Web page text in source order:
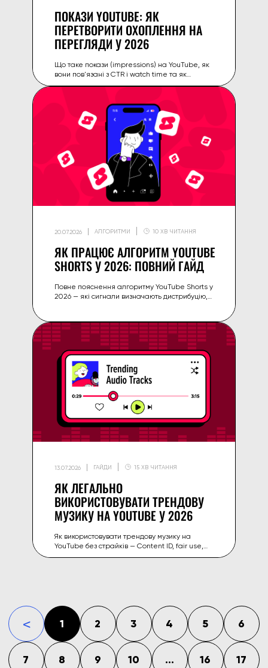
ПОКАЗИ YOUTUBE: ЯК
ПЕРЕТВОРИТИ ОХОПЛЕННЯ НА
ПЕРЕГЛЯДИ У 2026
Що таке покази (impressions) на YouTube, як
вони пов'язані з CTR і watch time та як
перетворити більше показів на реальні
20.07.2026 АЛГОРИТМИ 10 ХВ ЧИТАННЯ
ЯК ПРАЦЮЄ АЛГОРИТМ YOUTUBE
SHORTS У 2026: ПОВНИЙ ГАЙД
Повне пояснення алгоритму YouTube Shorts у
2026 — які сигнали визначають дистрибуцію,
13.07.2026 ГАЙДИ 15 ХВ ЧИТАННЯ
ЯК ЛЕГАЛЬНО
ВИКОРИСТОВУВАТИ ТРЕНДОВУ
МУЗИКУ НА YOUTUBE У 2026
Як використовувати трендову музику на
YouTube без страйків — Content ID, fair use,
YouTube Audio Library та Creator Music і
1 2 3 4 5 6
7 8 9 10 ... 16 17